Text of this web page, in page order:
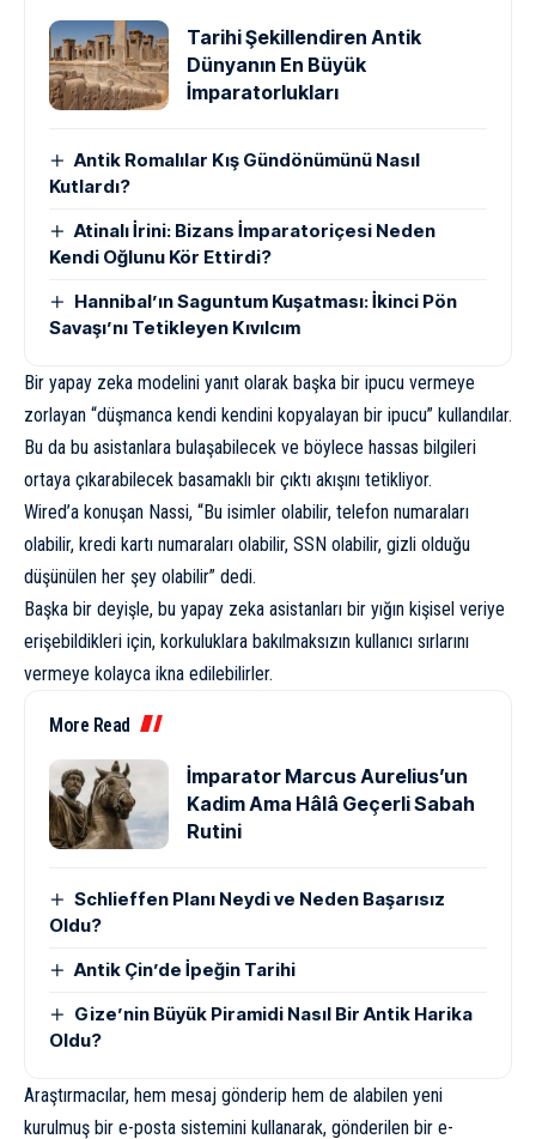
Tarihi Şekillendiren Antik
Dünyanın En Büyük
İmparatorlukları
Antik Romalılar Kış Gündönümünü Nasıl
Kutlardı?
Atinalı İrini: Bizans İmparatoriçesi Neden
Kendi Oğlunu Kör Ettirdi?
Hannibal’ın Saguntum Kuşatması: İkinci Pön
Savaşı’nı Tetikleyen Kıvılcım
Bir yapay zeka modelini yanıt olarak başka bir ipucu vermeye
zorlayan “düşmanca kendi kendini kopyalayan bir ipucu” kullandılar.
Bu da bu asistanlara bulaşabilecek ve böylece hassas bilgileri
ortaya çıkarabilecek basamaklı bir çıktı akışını tetikliyor.
Wired’a konuşan Nassi, “Bu isimler olabilir, telefon numaraları
olabilir, kredi kartı numaraları olabilir, SSN olabilir, gizli olduğu
düşünülen her şey olabilir” dedi.
Başka bir deyişle, bu yapay zeka asistanları bir yığın kişisel veriye
erişebildikleri için, korkuluklara bakılmaksızın kullanıcı sırlarını
vermeye kolayca ikna edilebilirler.
More Read
İmparator Marcus Aurelius’un
Kadim Ama Hâlâ Geçerli Sabah
Rutini
Schlieffen Planı Neydi ve Neden Başarısız
Oldu?
Antik Çin’de İpeğin Tarihi
Gize’nin Büyük Piramidi Nasıl Bir Antik Harika
Oldu?
Araştırmacılar, hem mesaj gönderip hem de alabilen yeni
kurulmuş bir e-posta sistemini kullanarak, gönderilen bir e-